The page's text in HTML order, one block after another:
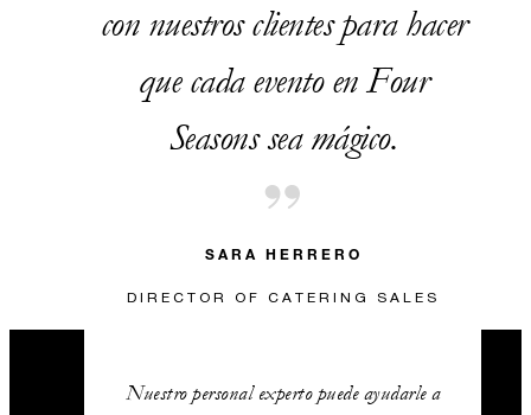
con nuestros clientes para hacer
que cada evento en Four
Seasons sea mágico.
SARA HERRERO
DIRECTOR OF CATERING SALES
Nuestro personal experto puede ayudarle a